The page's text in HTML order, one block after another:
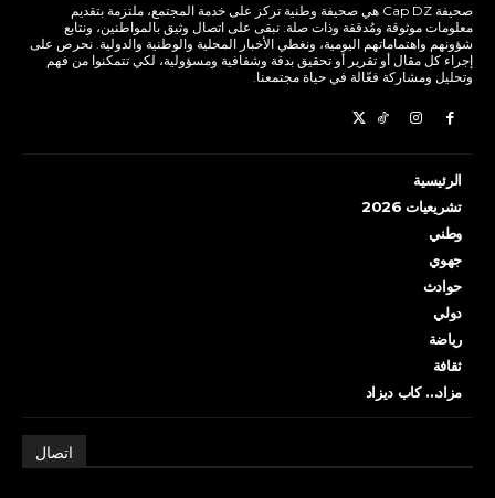
صحيفة Cap DZ هي صحيفة وطنية تركز على خدمة المجتمع، ملتزمة بتقديم
معلومات موثوقة ومُدققة وذات صلة. نبقى على اتصال وثيق بالمواطنين، ونتابع
شؤونهم واهتماماتهم اليومية، ونغطي الأخبار المحلية والوطنية والدولية. نحرص على
إجراء كل مقال أو تقرير أو تحقيق بدقة وشفافية ومسؤولية، لكي تتمكنوا من فهم
وتحليل ومشاركة فعّالة في حياة مجتمعنا.
الرئيسية
تشريعيات 2026
وطني
جهوي
حوادث
دولي
رياضة
ثقافة
مزاد… كاب ديزاد
اتصال